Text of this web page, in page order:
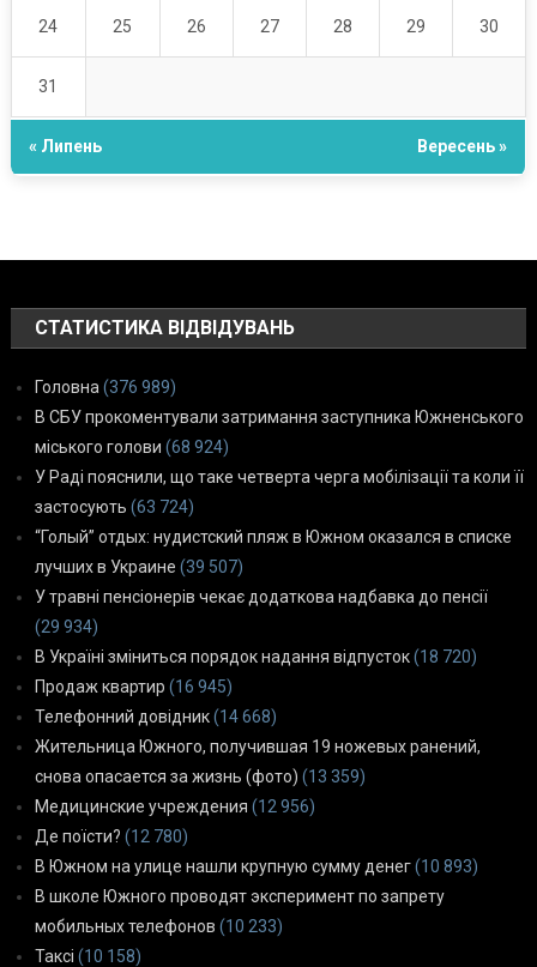
24 25 26 27 28 29 30
31
« Липень Вересень »
СТАТИСТИКА ВІДВІДУВАНЬ
Головна (376 989)
В СБУ прокоментували затримання заступника Южненського
міського голови (68 924)
У Раді пояснили, що таке четверта черга мобілізації та коли її
застосують (63 724)
“Голый” отдых: нудистский пляж в Южном оказался в списке
лучших в Украине (39 507)
У травні пенсіонерів чекає додаткова надбавка до пенсії
(29 934)
В Україні зміниться порядок надання відпусток(18 720)
Продаж квартир (16 945)
Телефонний довідник(14 668)
Жительница Южного, получившая 19 ножевых ранений,
снова опасается за жизнь (фото) (13 359)
Медицинские учреждения (12 956)
Де поїсти? (12 780)
В Южном на улице нашли крупную сумму денег(10 893)
В школе Южного проводят эксперимент по запрету
мобильных телефонов (10 233)
Таксі (10 158)